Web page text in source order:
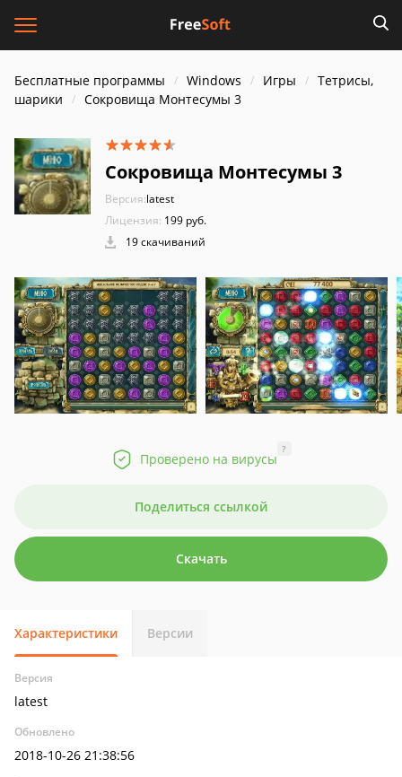
Бесплатные программы Windows Игры
Тетрисы,
шарики
Сокровища Монтесумы 3
Сокровища Монтесумы 3
Версия:latest
Лицензия: 199 руб.
19 скачиваний
Проверено на вирусы
?
Поделиться ссылкой
Скачать
Характеристики Версии
Версия
latest
Обновлено
2018-10-26 21:38:56